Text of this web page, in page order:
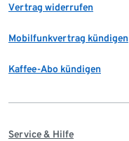
Vertrag widerrufen
Mobilfunkvertrag kündigen
Kaffee-Abo kündigen
Service & Hilfe